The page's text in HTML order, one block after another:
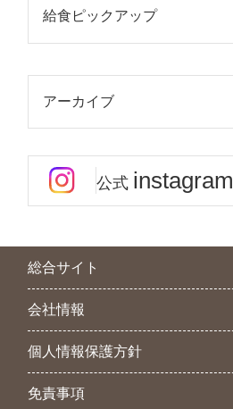
給食ピックアップ
アーカイブ
公式 instagram
総合サイト
会社情報
個人情報保護方針
免責事項